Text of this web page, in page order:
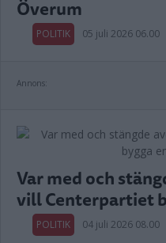
Överum
POLITIK 05 juli 2026 06.00
Annons:
Var med och
vill Centerpartiet
POLITIK 04 juli 2026 08.00